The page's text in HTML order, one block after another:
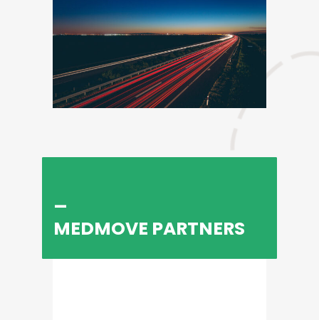
MEDMOVE PARTNERS